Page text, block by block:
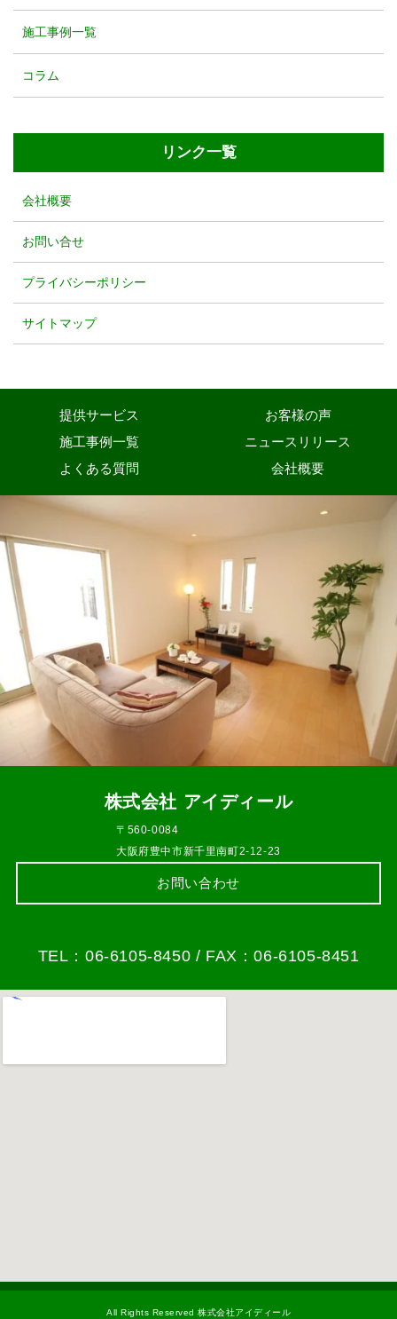
施工事例一覧
コラム
リンク一覧
会社概要
お問い合せ
プライバシーポリシー
サイトマップ
提供サービス
お客様の声
施工事例一覧
ニュースリリース
よくある質問
会社概要
株式会社 アイディール
〒560-0084
大阪府豊中市新千里南町2-12-23
お問い合わせ
TEL：06-6105-8450 / FAX：06-6105-8451
All Rights Reserved 株式会社アイディール